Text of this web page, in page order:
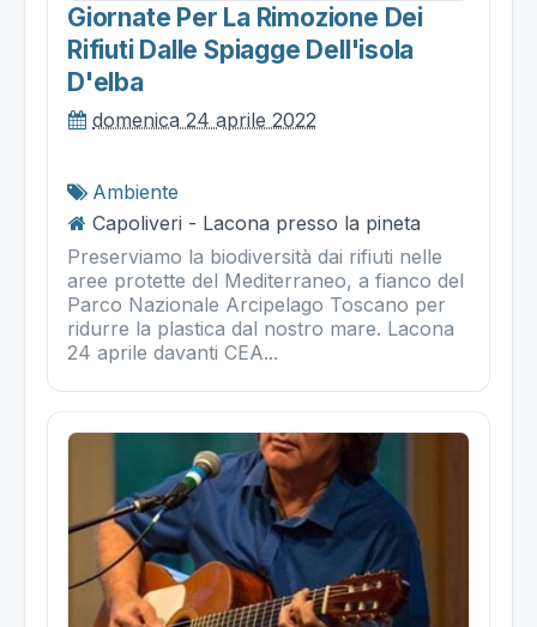
Giornate Per La Rimozione Dei
Rifiuti Dalle Spiagge Dell'isola
D'elba
domenica 24 aprile 2022
Ambiente
Capoliveri - Lacona presso la pineta
Preserviamo la biodiversità dai rifiuti nelle
aree protette del Mediterraneo, a fianco del
Parco Nazionale Arcipelago Toscano per
ridurre la plastica dal nostro mare. Lacona
24 aprile davanti CEA...